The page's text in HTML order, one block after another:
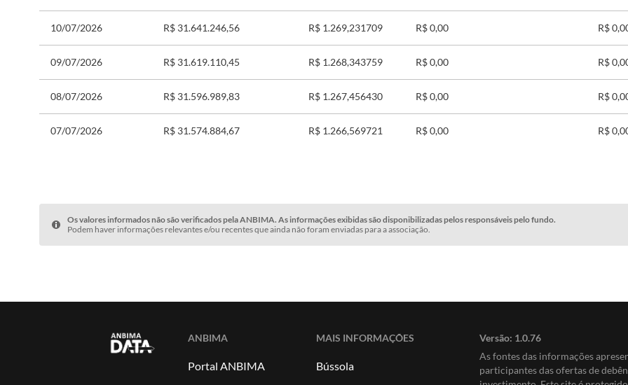
10/07/2026 R$ 31.641.246,56 R$ 1.269,231709 R$ 0,00 R$
09/07/2026 R$ 31.619.110,45 R$ 1.268,343759 R$ 0,00 R$
08/07/2026 R$ 31.596.989,83 R$ 1.267,456430 R$ 0,00 R$
07/07/2026 R$ 31.574.884,67 R$ 1.266,569721 R$ 0,00 R$
Os valores informados não são verificados pela ANBIMA. As informações exibidas são disponibilizadas pelos responsáveis pelo fundo.
Podem haver informações relevantes e/ou recentes que ainda não foram enviadas para a associação.
ANBIMA
Portal ANBIMA
MAIS INFORMAÇÕES
Bússola
Versão: 1.0.76
As fontes das informações
participantes das ofertas de